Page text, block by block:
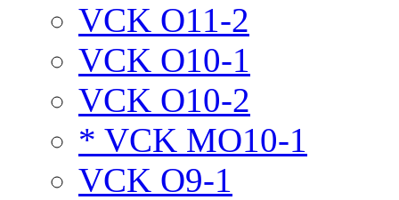
VCK O11-2
VCK O10-1
VCK O10-2
* VCK MO10-1
VCK O9-1